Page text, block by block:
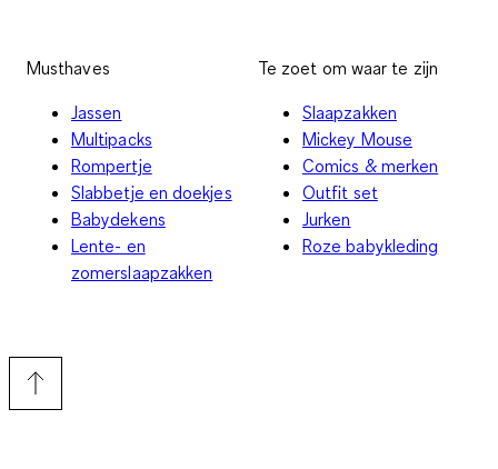
Musthaves
Jassen
Multipacks
Rompertje
Slabbetje en doekjes
Babydekens
Lente- en
zomerslaapzakken
Te zoet om waar te zijn
Slaapzakken
Mickey Mouse
Comics & merken
Outfit set
Jurken
Roze babykleding